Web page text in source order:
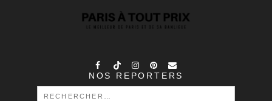
NOS REPORTERS